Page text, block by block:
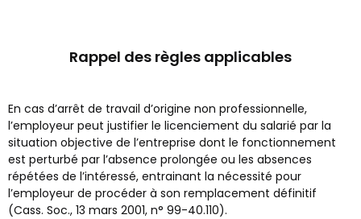
Rappel des règles applicables
En cas d’arrêt de travail d’origine non professionnelle,
l’employeur peut justifier le licenciement du salarié par la
situation objective de l’entreprise dont le fonctionnement
est perturbé par l’absence prolongée ou les absences
répétées de l’intéressé, entrainant la nécessité pour
l’employeur de procéder à son remplacement définitif
(Cass. Soc., 13 mars 2001, n° 99-40.110).